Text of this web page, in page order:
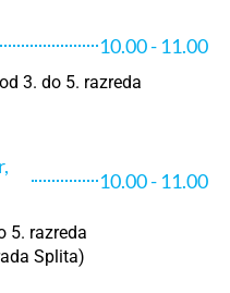
10.00 - 11.00
3. do 5. razreda
10.00 - 11.00
5. razreda
Splita)